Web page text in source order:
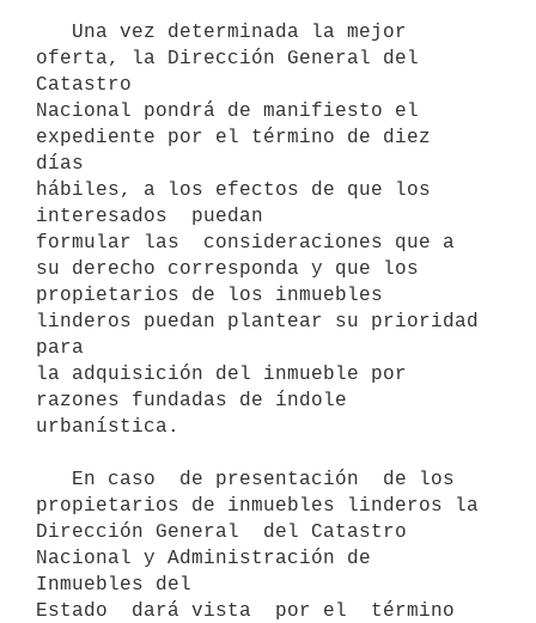
oferta, la Dirección General del
Catastro
Nacional pondrá de manifiesto el
expediente por el término de diez
días
hábiles, a los efectos de que los
interesados  puedan
formular las  consideraciones que a
su derecho corresponda y que los
propietarios de los inmuebles
linderos puedan plantear su prioridad
para
la adquisición del inmueble por
razones fundadas de índole
urbanística.
propietarios de inmuebles linderos la
Dirección General  del Catastro
Nacional y Administración de
Inmuebles del
Estado  dará vista  por el  término